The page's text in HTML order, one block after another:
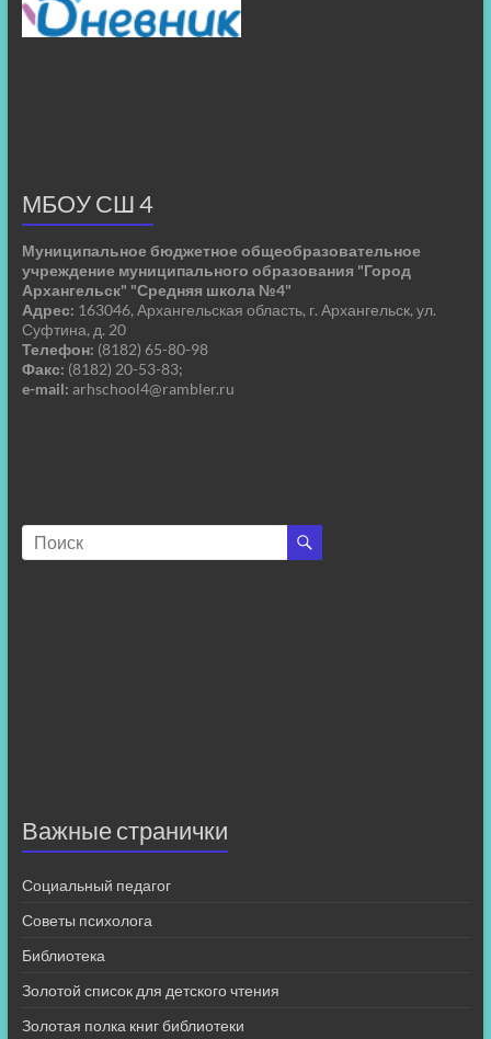
МБОУ СШ 4
Муниципальное бюджетное общеобразовательное
учреждение муниципального образования "Город
Архангельск" "Средняя школа №4"
Адрес: 163046, Архангельская область, г. Архангельск, ул.
Суфтина, д. 20
Телефон: (8182) 65-80-98
Факс: (8182) 20-53-83;
e-mail: arhschool4@rambler.ru
Важные странички
Социальный педагог
Советы психолога
Библиотека
Золотой список для детского чтения
Золотая полка книг библиотеки